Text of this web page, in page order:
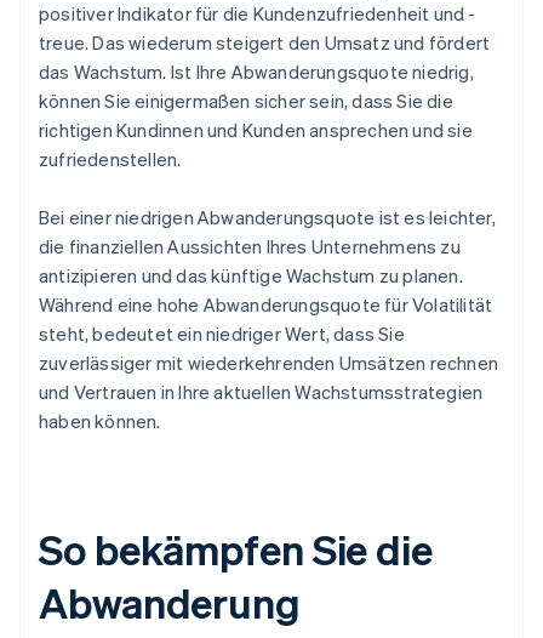
positiver Indikator für die Kundenzufriedenheit und -
treue. Das wiederum steigert den Umsatz und fördert
das Wachstum. Ist Ihre Abwanderungsquote niedrig,
können Sie einigermaßen sicher sein, dass Sie die
richtigen Kundinnen und Kunden ansprechen und sie
zufriedenstellen.
Bei einer niedrigen Abwanderungsquote ist es leichter,
die finanziellen Aussichten Ihres Unternehmens zu
antizipieren und das künftige Wachstum zu planen.
Während eine hohe Abwanderungsquote für Volatilität
steht, bedeutet ein niedriger Wert, dass Sie
zuverlässiger mit wiederkehrenden Umsätzen rechnen
und Vertrauen in Ihre aktuellen Wachstumsstrategien
haben können.
So bekämpfen Sie die
Abwanderung